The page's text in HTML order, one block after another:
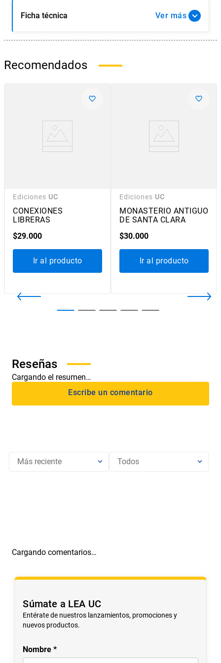
Ficha técnica Ver
Recomendados
Ediciones UC
CONEXIONES
LIBRERAS
$29.000
Ir al producto
Ediciones UC
MONASTERIO ANTIGUO
DE SANTA CLARA
$30.000
Ir al producto
Cargando el resumen…
Más reciente Todos
Cargando comentarios…
Súmate a LEA UC
Entérate de nuestros lanzamientos, promociones y
nuevos productos.
Nombre